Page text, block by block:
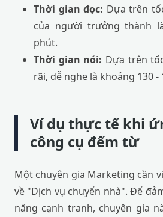
Thời gian đọc: Dựa trên
của người trưởng thành
phút.
Thời gian nói: Dựa trên
rãi, dễ nghe là khoảng 130
Ví dụ thực tế khi
công cụ đếm từ
Một chuyên gia Marketing cần
về "Dịch vụ chuyển nhà". Để
năng cạnh tranh, chuyên gia